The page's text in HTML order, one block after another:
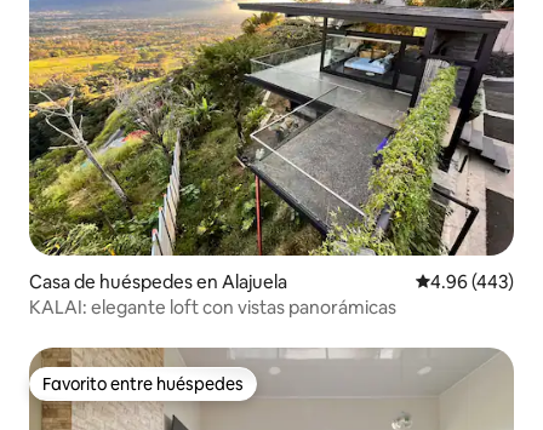
Casa de huéspedes en Alajuela Calificación
4.96 (443)
KALAI: elegante loft con vistas panorámicas
Favorito entre huéspedes
Favorito entre huéspedes